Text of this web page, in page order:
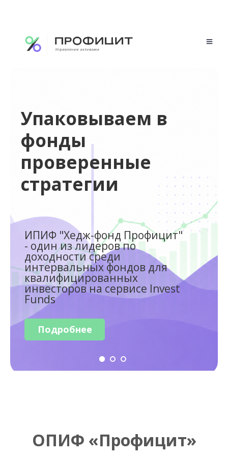
Упаковываем в
фонды
проверенные
стратегии
ИПИФ "Хедж-фонд Профицит"
- один из лидеров по
доходности среди
интервальных фондов для
квалифицированных
инвесторов на сервисе Invest
Funds
Подробнее
ОПИФ «Профицит»